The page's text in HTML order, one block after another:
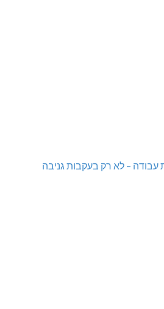
עבודה – לא רק בעקבות גניבה